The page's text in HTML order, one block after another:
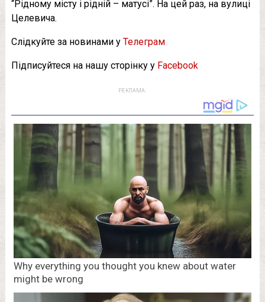
“Рідному місту і рідній – матусі”. На цей раз, на вулиці
Целевича.
Слідкуйте за новинами у Телеграм
Підписуйтеся на нашу сторінку у Facebook
РЕКЛАМА: